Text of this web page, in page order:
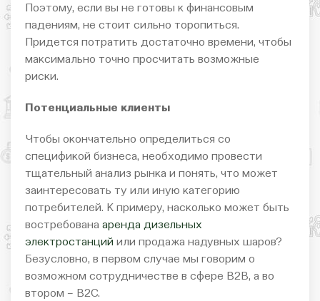
Поэтому, если вы не готовы к финансовым
падениям, не стоит сильно торопиться.
Придется потратить достаточно времени, чтобы
максимально точно просчитать возможные
риски.
Потенциальные клиенты
Чтобы окончательно определиться со
спецификой бизнеса, необходимо провести
тщательный анализ рынка и понять, что может
заинтересовать ту или иную категорию
потребителей. К примеру, насколько может быть
востребована аренда дизельных
электростанций или продажа надувных шаров?
Безусловно, в первом случае мы говорим о
возможном сотрудничестве в сфере B2B, а во
втором – B2C.